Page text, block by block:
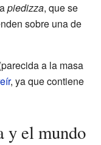
piedizza, que se
sobre una de
a la masa
, ya que contiene
y el mundo